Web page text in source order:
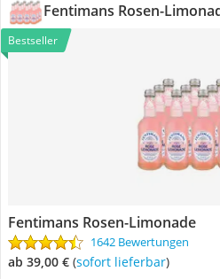
Fentimans Rosen-
Bestseller
Fentimans Rosen-Limonade
1642 Bewertungen
ab 39,00 € ( Sofort lieferbar)